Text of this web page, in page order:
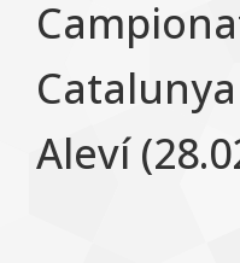
Aleví